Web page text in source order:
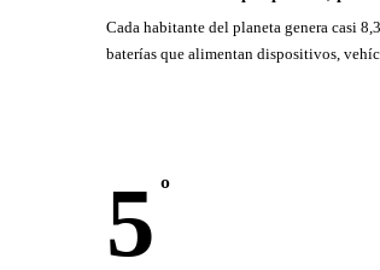
Cada habitante del planeta genera casi
baterías que alimentan dispositivos,
5 º